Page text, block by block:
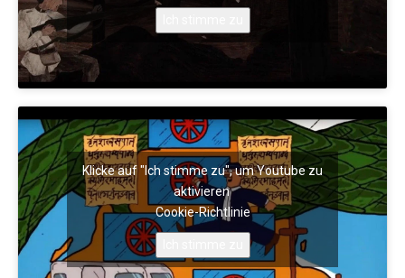
Klicke auf "Ich stimme zu", um Youtube zu
aktivieren
Cookie-Richtlinie